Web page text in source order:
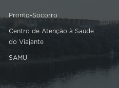
Pronto-Socorro
Centro de Atenção à Saúde
do Viajante
SAMU